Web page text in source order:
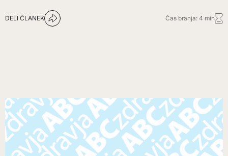
DELI ČLANEK Čas branja: 4 min